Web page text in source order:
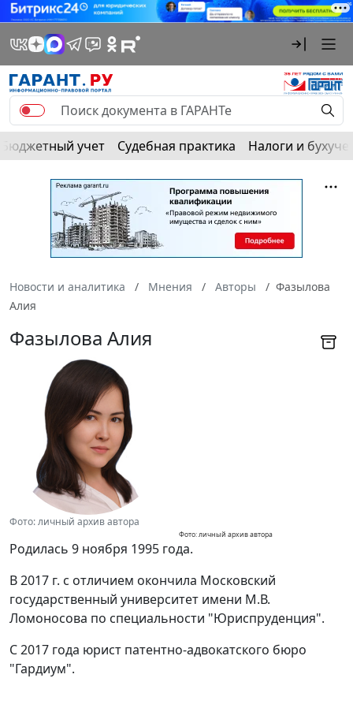
Бюджетный учет Судебная практика Налоги и
Новости и аналитика Мнения Авторы
Фазылова
Алия
Фазылова Алия
Фото: личный архив автора
Фото: личный архив автора
Родилась 9 ноября 1995 года.
В 2017 г. с отличием окончила Московский
государственный университет имени М.В.
Ломоносова по специальности "Юриспруденция".
C 2017 года юрист патентно-адвокатского бюро
"Гардиум".